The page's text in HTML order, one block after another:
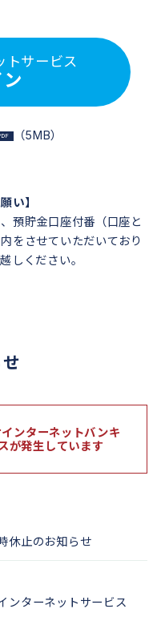
トサービス
（5MB）
い】
預貯金口座付番（口座と
をさせていただいており
しください。
ンターネットバンキ
が発生しています
休止のお知らせ
ンターネットサービス